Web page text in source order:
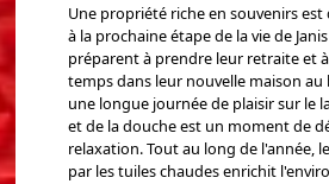
Une propriété riche en souvenirs
à la prochaine étape de la vie de
préparent à prendre leur retraite et
temps dans leur nouvelle maison au
une longue journée de plaisir sur le
et de la douche est un moment de
relaxation. Tout au long de l'année,
par les tuiles chaudes enrichit